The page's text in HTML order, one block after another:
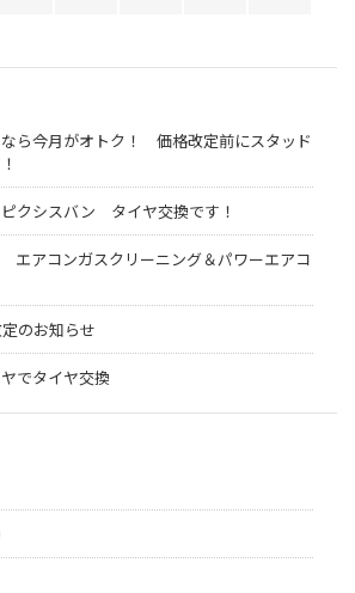
ら今月がオトク！ 価格改定前にスタッド
クシスバン タイヤ交換です！
エアコンガスクリーニング＆パワーエアコ
のお知らせ
でタイヤ交換